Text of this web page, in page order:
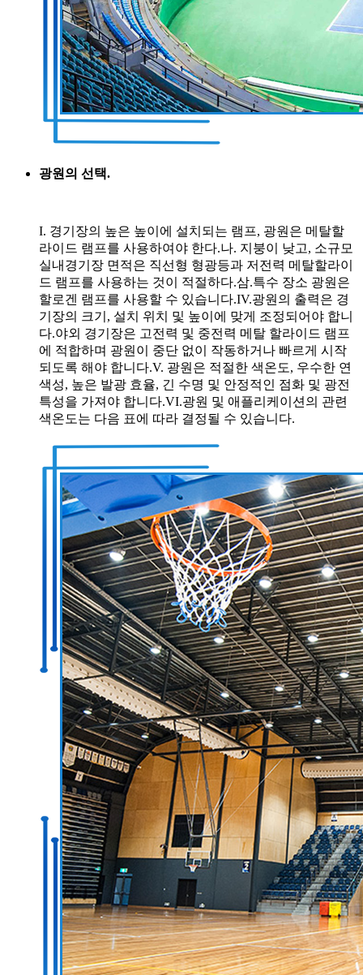
광원의 선택.
I. 경기장의 높은 높이에 설치되는 램프, 광원은 메탈할
라이드 램프를 사용하여야 한다.나. 지붕이 낮고, 소규모
실내경기장 면적은 직선형 형광등과 저전력 메탈할라이
드 램프를 사용하는 것이 적절하다.삼.특수 장소 광원은
할로겐 램프를 사용할 수 있습니다.IV.광원의 출력은 경
기장의 크기, 설치 위치 및 높이에 맞게 조정되어야 합니
다.야외 경기장은 고전력 및 중전력 메탈 할라이드 램프
에 적합하며 광원이 중단 없이 작동하거나 빠르게 시작
되도록 해야 합니다.V. 광원은 적절한 색온도, 우수한 연
색성, 높은 발광 효율, 긴 수명 및 안정적인 점화 및 광전
특성을 가져야 합니다.VI.광원 및 애플리케이션의 관련
색온도는 다음 표에 따라 결정될 수 있습니다.